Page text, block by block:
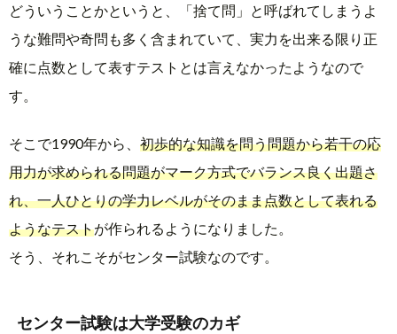
どういうことかというと、「捨て問」と呼ばれてしまうよ
うな難問や奇問も多く含まれていて、実力を出来る限り正
確に点数として表すテストとは言えなかったようなので
す。
そこで1990年から、 初歩的な知識を問う問題から若干の応
用力が求められる問題がマーク方式でバランス良く出題さ
れ、一人ひとりの学力レベルがそのまま点数として表れる
ようなテストが作られるようになりました。
そう、それこそがセンター試験なのです。
センター試験は大学受験のカギ